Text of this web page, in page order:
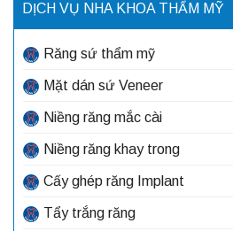
DỊCH VỤ NHA KHOA THẨM MỸ
Răng sứ thẩm mỹ
Mặt dán sứ Veneer
Niềng răng mắc cài
Niềng răng khay trong
Cấy ghép răng Implant
Tẩy trắng răng